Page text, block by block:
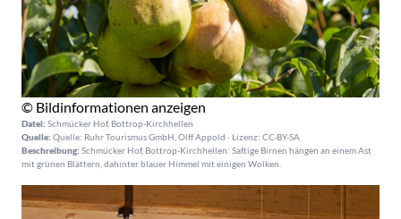
© Bildinformationen anzeigen
Datei: Schmücker Hof, Bottrop-Kirchhellen
Quelle: Quelle: Ruhr Tourismus GmbH, Olff Appold · Lizenz: CC-BY-SA
Beschreibung: Schmücker Hof, Bottrop-Kirchhellen: Saftige Birnen hängen an einem Ast
mit grünen Blättern, dahinter blauer Himmel mit einigen Wolken.